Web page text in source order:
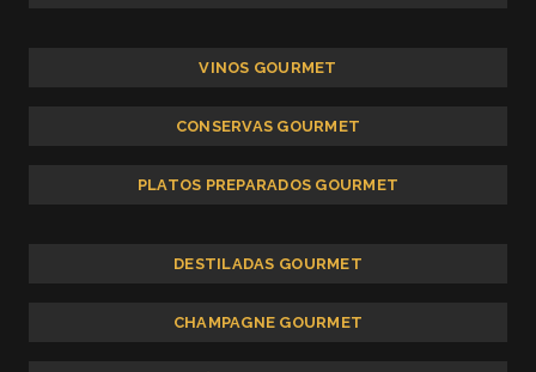
VINOS GOURMET
CONSERVAS GOURMET
PLATOS PREPARADOS GOURMET
DESTILADAS GOURMET
CHAMPAGNE GOURMET